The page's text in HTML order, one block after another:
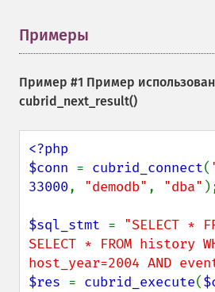
Примеры
Пример #1 Пример
cubrid_next_result()
<?php
$conn = cubrid_connect(
33000, "demodb" , "dba"
$sql_stmt = "SELECT *
SELECT * FROM history
host_year=2004 AND
$res = cubrid_execute(